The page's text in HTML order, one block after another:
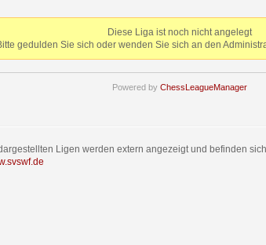
Diese Liga ist noch nicht angelegt
gedulden Sie sich oder wenden Sie sich an den
Powered by ChessLeagueManager
Ligen werden extern angezeigt und befinden